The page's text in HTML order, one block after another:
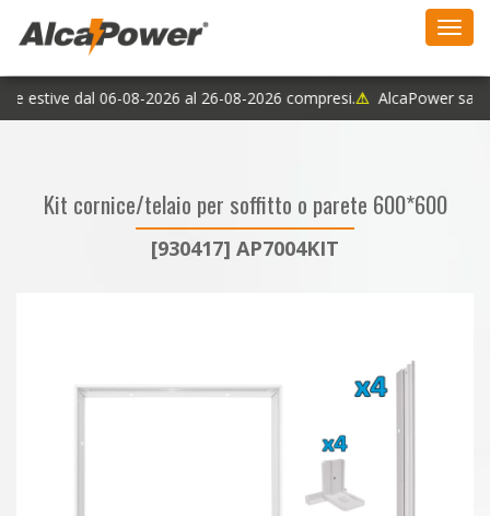
estive dal 06-08-2026 al 26-08-2026 compresi.⚠AlcaPower sarà
Kit cornice/telaio per soffitto o parete 600*600
[930417] AP7004KIT